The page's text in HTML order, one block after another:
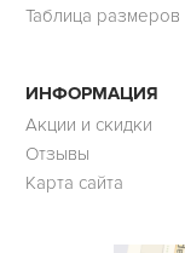
Таблица размеров
ИНФОРМАЦИЯ
Акции и скидки
Отзывы
Карта сайта